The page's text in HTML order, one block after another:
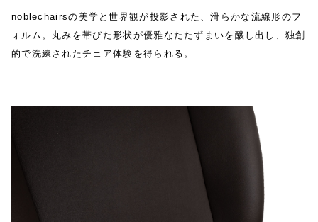
noblechairsの美学と世界観が投影された、滑らかな流線形のフ
ォルム。丸みを帯びた形状が優雅なたたずまいを醸し出し、独創
的で洗練されたチェア体験を得られる。